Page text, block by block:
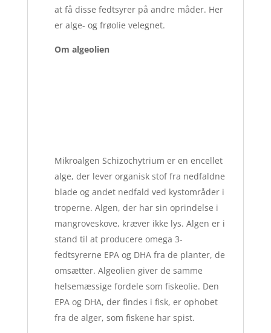
at få disse fedtsyrer på andre måder. Her
er alge- og frøolie velegnet.
Om algeolien
Mikroalgen Schizochytrium er en encellet
alge, der lever organisk stof fra nedfaldne
blade og andet nedfald ved kystområder i
troperne. Algen, der har sin oprindelse i
mangroveskove, kræver ikke lys. Algen er i
stand til at producere omega 3-
fedtsyrerne EPA og DHA fra de planter, de
omsætter. Algeolien giver de samme
helsemæssige fordele som fiskeolie. Den
EPA og DHA, der findes i fisk, er ophobet
fra de alger, som fiskene har spist.